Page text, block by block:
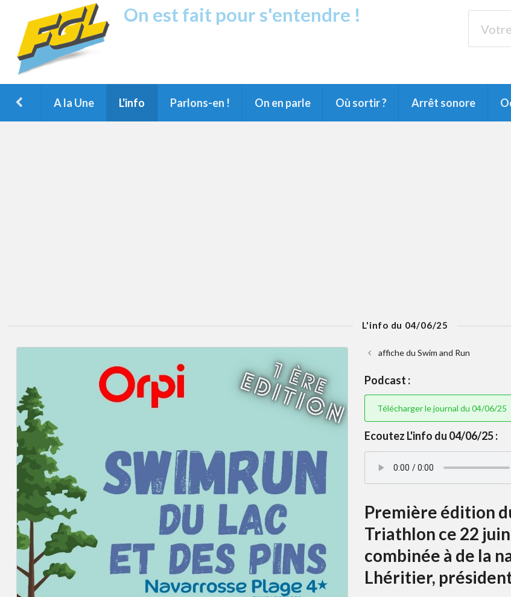
On est fait pour s'entendre !
A la Une L'info Parlons-en ! On en parle Où sortir ? Arrêt sonore
L'info du 04/06/25
affiche du Swim and Run
Podcast :
Télécharger le journal du 04/06/25
Ecoutez L'info du 04/06/25 :
Première édition
Triathlon ce 22
combinée à de la
Lhéritier,